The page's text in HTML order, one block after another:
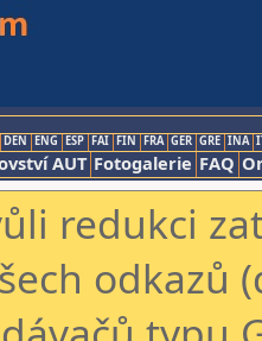
DEN ENG ESP FAI FIN FRA GER GRE INA
AUT Fotogalerie FAQ
redukci
odkazů